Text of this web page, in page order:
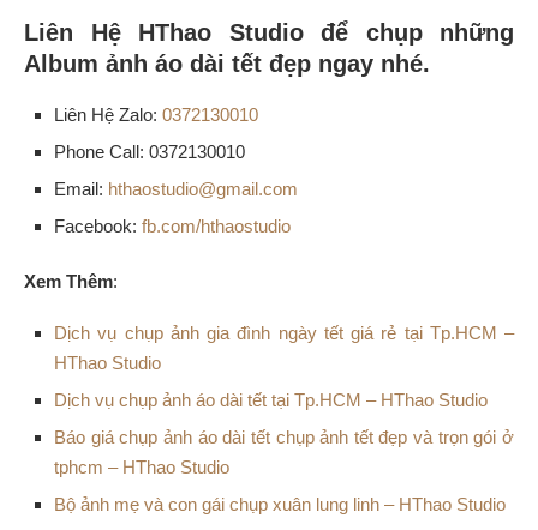
Liên Hệ HThao Studio để chụp những
Album ảnh áo dài tết đẹp ngay nhé.
Liên Hệ Zalo: 0372130010
Phone Call: 0372130010
Email: hthaostudio@gmail.com
Facebook: fb.com/hthaostudio
Xem Thêm:
Dịch vụ chụp ảnh gia đình ngày tết giá rẻ tại Tp.HCM –
HThao Studio
Dịch vụ chụp ảnh áo dài tết tại Tp.HCM – HThao Studio
Báo giá chụp ảnh áo dài tết chụp ảnh tết đẹp và trọn gói ở
tphcm – HThao Studio
Bộ ảnh mẹ và con gái chụp xuân lung linh – HThao Studio